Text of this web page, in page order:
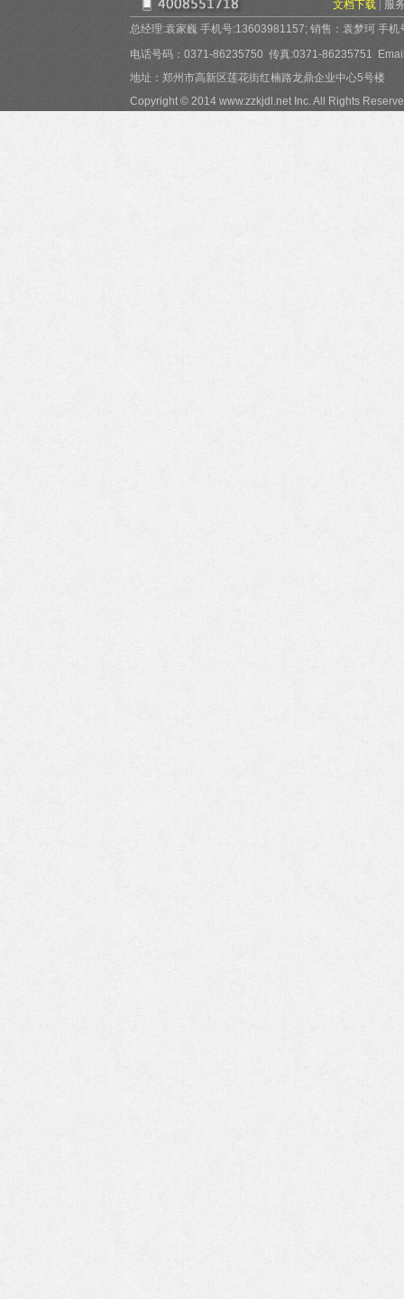
文档下载
服
总经理:袁家巍 手机号:13603981157; 销售：袁梦珂 手
电话号码：0371-86235750 传真:0371-86235751
地址：郑州市高新区莲花街红楠路龙鼎企业中心5号楼
Copyright © 2014 www.zzkjdl.net Inc. All Rights